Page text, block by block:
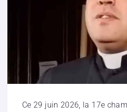
Ce 29 juin 2026, la 17e